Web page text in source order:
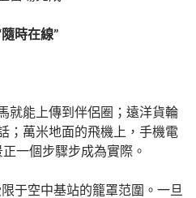
時在線”
就能上傳到伴侶圈；遠洋貨輪
；萬米地面的飛機上，手機電
一個步驟步成為實際。
于空中基站的籠罩范圍。一旦